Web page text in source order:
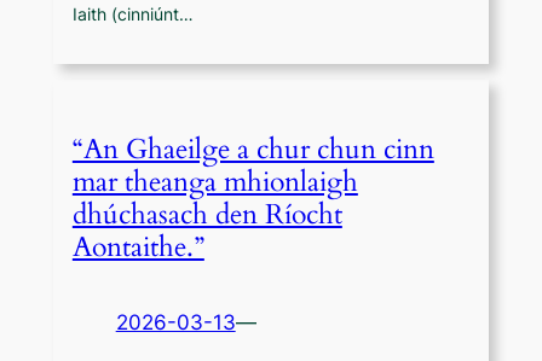
Iaith (cinniúnt…
“An Ghaeilge a chur chun cinn
mar theanga mhionlaigh
dhúchasach den Ríocht
Aontaithe.”
2026-03-13—